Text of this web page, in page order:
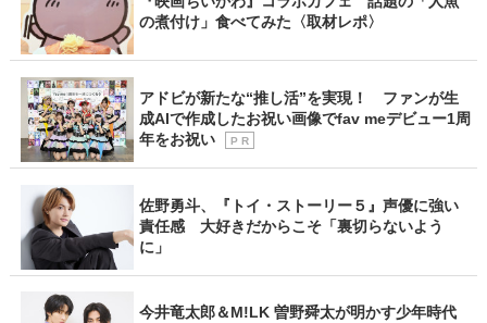
の煮付け」食べてみた〈取材レポ〉
アドビが新たな“推し活”を実現！ ファンが生
成AIで作成したお祝い画像でfav meデビュー1周
年をお祝い
P R
佐野勇斗、『トイ・ストーリー５』声優に強い
責任感 大好きだからこそ「裏切らないよう
に」
今井竜太郎＆M!LK 曽野舜太が明かす少年時代